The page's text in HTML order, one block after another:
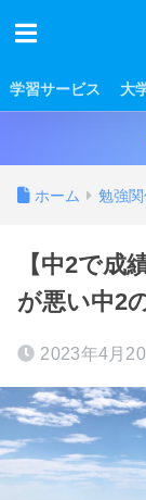
学習サービス 大
ホーム 勉強
【中2で成
が悪い中2
2023年4月20